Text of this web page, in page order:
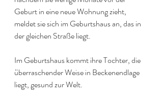
Geburt in eine neue Wohnung zieht,
meldet sie sich im Geburtshaus an, das in
der gleichen Straße liegt.
Im Geburtshaus kommt ihre Tochter, die
überraschender Weise in Beckenendlage
liegt, gesund zur Welt.